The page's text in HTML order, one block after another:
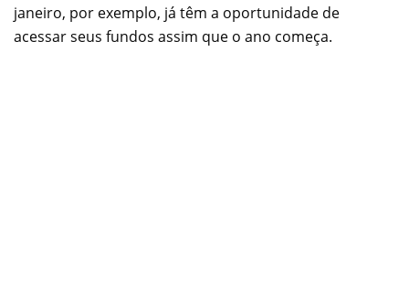
janeiro, por exemplo, já têm a oportunidade de
acessar seus fundos assim que o ano começa.